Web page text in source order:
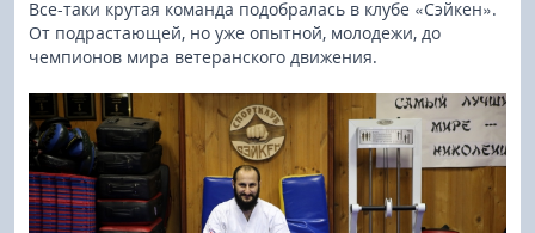
Все-таки крутая команда подобралась в клубе «Сэйкен».
От подрастающей, но уже опытной, молодежи, до
чемпионов мира ветеранского движения.
UFC и MMA